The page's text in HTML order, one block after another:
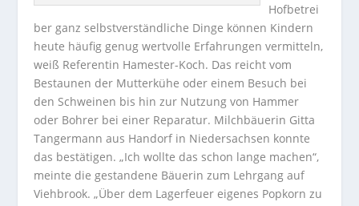
Hofbetrei
ber ganz selbstverständliche Dinge können Kindern
heute häufig genug wertvolle Erfahrungen vermitteln,
weiß Referentin Hamester-Koch. Das reicht vom
Bestaunen der Mutterkühe oder einem Besuch bei
den Schweinen bis hin zur Nutzung von Hammer
oder Bohrer bei einer Reparatur. Milchbäuerin Gitta
Tangermann aus Handorf in Niedersachsen konnte
das bestätigen. „Ich wollte das schon lange machen“,
meinte die gestandene Bäuerin zum Lehrgang auf
Viehbrook. „Über dem Lagerfeuer eigenes Popkorn zu